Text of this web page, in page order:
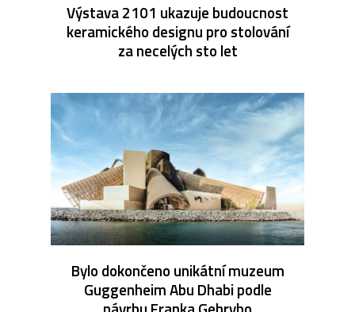
Výstava 2101 ukazuje budoucnost
keramického designu pro stolování
za necelých sto let
Bylo dokončeno unikátní muzeum
Guggenheim Abu Dhabi podle